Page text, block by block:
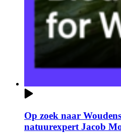
Op zoek naar
natuurexpert Jacob